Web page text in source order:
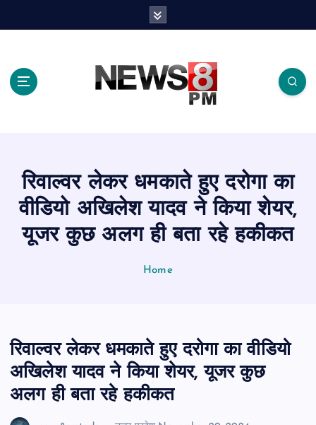
रिवाल्वर लेकर धमकाते हुए दरोगा का
वीडियो अखिलेश यादव ने किया शेयर,
यूजर कुछ अलग ही बता रहे हकीकत
Home
रिवाल्वर लेकर धमकाते हुए दरोगा का वीडियो
अखिलेश यादव ने किया शेयर, यूजर कुछ
अलग ही बता रहे हकीकत